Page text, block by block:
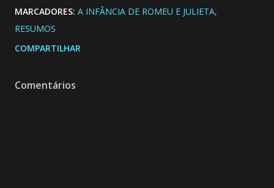
MARCADORES: A INFÂNCIA DE ROMEU E JULIETA
RESUMOS
COMPARTILHAR
Comentários